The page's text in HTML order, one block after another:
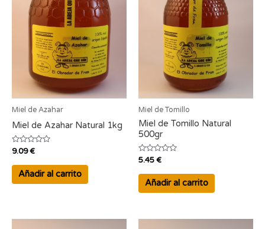
Miel de Azahar
Miel de Azahar Natural 1kg
Valorado
0
9.09€
Añadir al carrito
Miel de Tomillo
Miel de Tomillo Natural
500gr
Valorado
0
5.45€
Añadir al carrito